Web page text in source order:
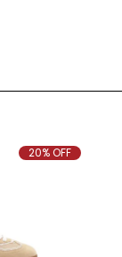
20% OFF